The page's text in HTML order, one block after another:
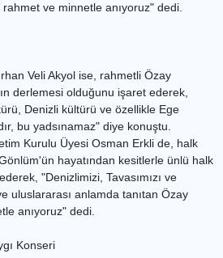
ve minnetle anıyoruz" dedi.
Veli Akyol ise, rahmetli Özay
derlemesi olduğunu işaret ederek,
Denizli kültürü ve özellikle Ege
bu yadsınamaz" diye konuştu.
Kurulu Üyesi Osman Erkli de, halk
hayatından kesitlerle ünlü halk
"Denizlimizi, Tavasımızı ve
uluslararası anlamda tanıtan Özay
anıyoruz" dedi.
Konseri